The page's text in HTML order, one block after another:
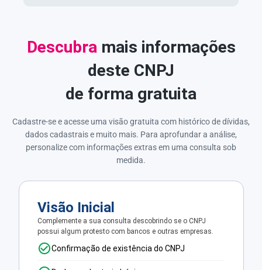
Descubra mais informações
deste CNPJ
de forma gratuita
Cadastre-se e acesse uma visão gratuita com histórico de dívidas,
dados cadastrais e muito mais. Para aprofundar a análise,
personalize com informações extras em uma consulta sob
medida.
Visão Inicial
Complemente a sua consulta descobrindo se o CNPJ
possui algum protesto com bancos e outras empresas.
Confirmação de existência do CNPJ